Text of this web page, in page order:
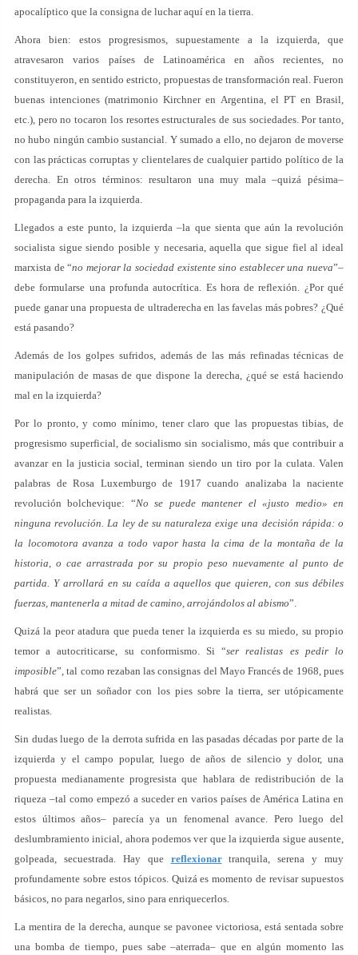
apocalíptico que la consigna de luchar aquí en la tierra.
Ahora bien: estos progresismos, supuestamente a la izquierda, que
atravesaron varios países de Latinoamérica en años recientes, no
constituyeron, en sentido estricto, propuestas de transformación real. Fueron
buenas intenciones (matrimonio Kirchner en Argentina, el PT en Brasil,
etc.), pero no tocaron los resortes estructurales de sus sociedades. Por tanto,
no hubo ningún cambio sustancial. Y sumado a ello, no dejaron de moverse
con las prácticas corruptas y clientelares de cualquier partido político de la
derecha. En otros términos: resultaron una muy mala –quizá pésima–
propaganda para la izquierda.
Llegados a este punto, la izquierda –la que sienta que aún la revolución
socialista sigue siendo posible y necesaria, aquella que sigue fiel al ideal
marxista de “no mejorar la sociedad existente sino establecer una nueva”–
debe formularse una profunda autocrítica. Es hora de reflexión. ¿Por qué
puede ganar una propuesta de ultraderecha en las favelas más pobres? ¿Qué
está pasando?
Además de los golpes sufridos, además de las más refinadas técnicas de
manipulación de masas de que dispone la derecha, ¿qué se está haciendo
mal en la izquierda?
Por lo pronto, y como mínimo, tener claro que las propuestas tibias, de
progresismo superficial, de socialismo sin socialismo, más que contribuir a
avanzar en la justicia social, terminan siendo un tiro por la culata. Valen
palabras de Rosa Luxemburgo de 1917 cuando analizaba la naciente
revolución bolchevique: “No se puede mantener el «justo medio» en
ninguna revolución. La ley de su naturaleza exige una decisión rápida: o
la locomotora avanza a todo vapor hasta la cima de la montaña de la
historia, o cae arrastrada por su propio peso nuevamente al punto de
partida. Y arrollará en su caída a aquellos que quieren, con sus débiles
fuerzas, mantenerla a mitad de camino, arrojándolos al abismo”.
Quizá la peor atadura que pueda tener la izquierda es su miedo, su propio
temor a autocriticarse, su conformismo. Si “ser realistas es pedir lo
imposible”, tal como rezaban las consignas del Mayo Francés de 1968, pues
habrá que ser un soñador con los pies sobre la tierra, ser utópicamente
realistas.
Sin dudas luego de la derrota sufrida en las pasadas décadas por parte de la
izquierda y el campo popular, luego de años de silencio y dolor, una
propuesta medianamente progresista que hablara de redistribución de la
riqueza –tal como empezó a suceder en varios países de América Latina en
estos últimos años– parecía ya un fenomenal avance. Pero luego del
deslumbramiento inicial, ahora podemos ver que la izquierda sigue ausente,
golpeada, secuestrada. Hay que reflexionartranquila, serena y muy
profundamente sobre estos tópicos. Quizá es momento de revisar supuestos
básicos, no para negarlos, sino para enriquecerlos.
La mentira de la derecha, aunque se pavonee victoriosa, está sentada sobre
una bomba de tiempo, pues sabe –aterrada– que en algún momento las